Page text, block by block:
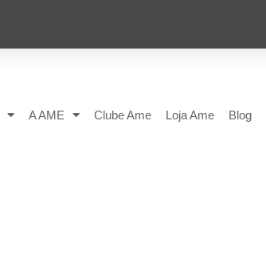
A AME Clube Ame Loja Ame Blog